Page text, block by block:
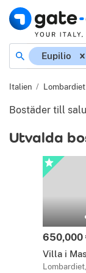
Eupilio
Italien Lombardiet
Bostäder till
Utvalda
650,000
Villa i